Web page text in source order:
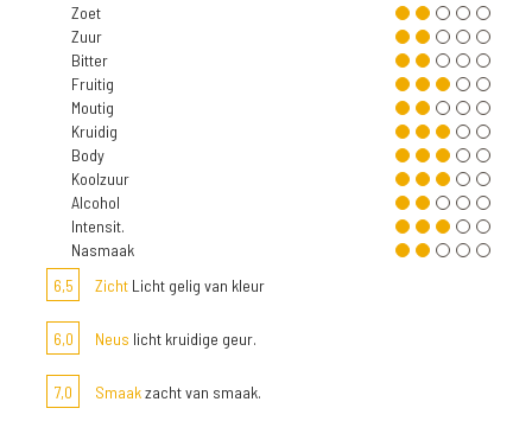
Zoet
Zuur
Bitter
Fruitig
Moutig
Kruidig
Body
Koolzuur
Alcohol
Intensit.
Nasmaak
6,5
Zicht Licht gelig van kleur
6,0 Neus licht kruidige geur.
7,0 Smaakzacht van smaak.